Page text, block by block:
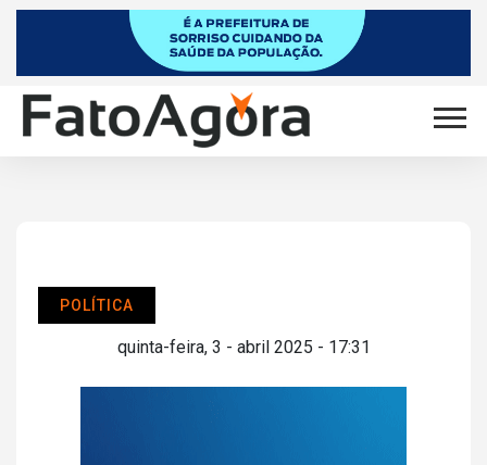
POLÍTICA
quinta-feira, 3 - abril 2025 - 17:31